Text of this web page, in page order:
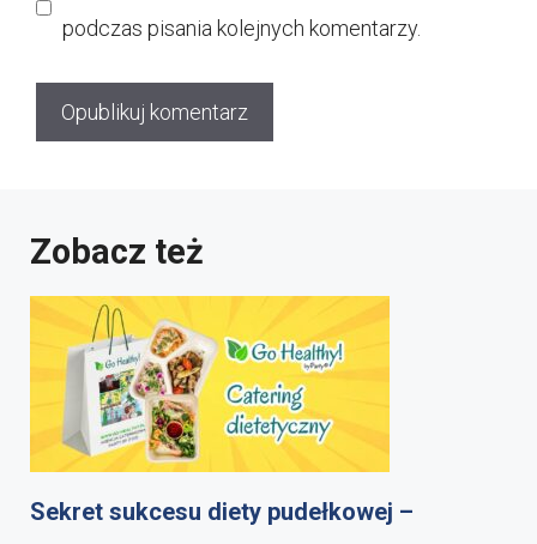
podczas pisania kolejnych komentarzy.
Zobacz też
Sekret sukcesu diety pudełkowej –